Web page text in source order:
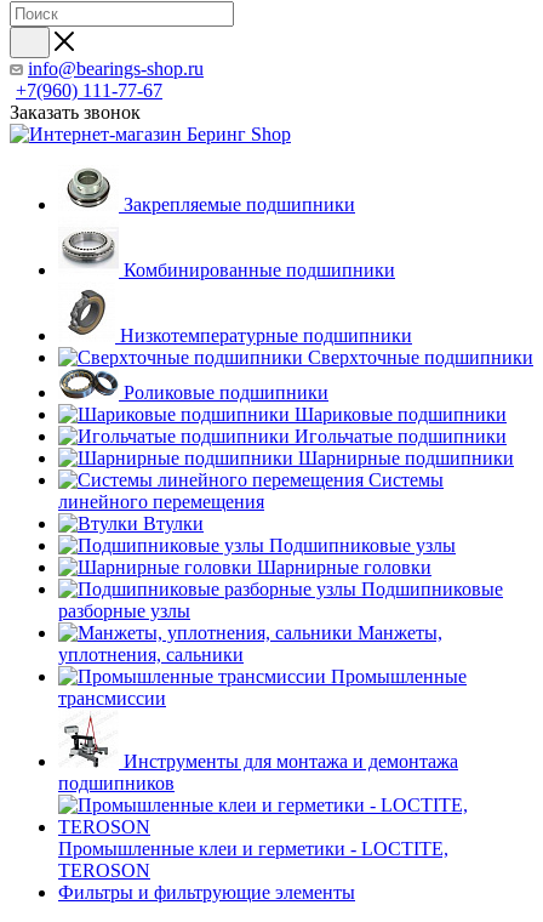
info@bearings-shop.ru
+7(960) 111-77-67
Заказать звонок
Закрепляемые подшипники
Комбинированные подшипники
Низкотемпературные подшипники
Сверхточные подшипники
Роликовые подшипники
Шариковые подшипники
Игольчатые подшипники
Шарнирные подшипники
Системы
линейного перемещения
Втулки
Подшипниковые узлы
Шарнирные головки
Подшипниковые
разборные узлы
Манжеты,
уплотнения, сальники
Промышленные
трансмиссии
Инструменты для монтажа и демонтажа
подшипников
Промышленные клеи и герметики - LOCTITE,
TEROSON
Фильтры и фильтрующие элементы